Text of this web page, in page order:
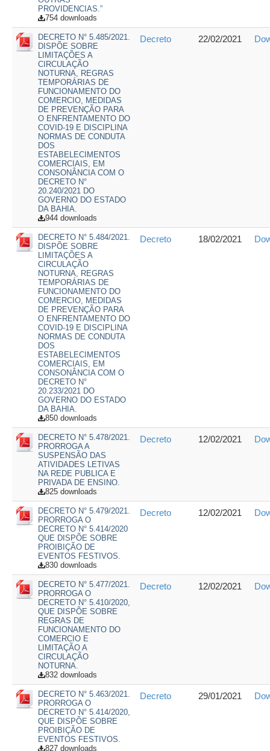
PROVIDENCIAS.”
754 downloads
DECRETO N° 5.485/2021.
DISPÕE SOBRE
LIMITAÇÕES A
CIRCULAÇÃO
NOTURNA, REGRAS
TEMPORÁRIAS DE
FUNCIONAMENTO DO
COMERCIO, MEDIDAS
DE PREVENÇÃO PARA
O ENFRENTAMENTO DO
COVID-19 E DISCIPLINA
NORMAS DE CONDUTA
DOS
ESTABELECIMENTOS
COMERCIAIS, EM
CONSONÂNCIA COM O
DECRETO N°
20.240/2021 DO
GOVERNO DO ESTADO
DA BAHIA.
944 downloads
Decreto 22/02/2021
DECRETO N° 5.484/2021.
DISPÕE SOBRE
LIMITAÇÕES A
CIRCULAÇÃO
NOTURNA, REGRAS
TEMPORÁRIAS DE
FUNCIONAMENTO DO
COMERCIO, MEDIDAS
DE PREVENÇÃO PARA
O ENFRENTAMENTO DO
COVID-19 E DISCIPLINA
NORMAS DE CONDUTA
DOS
ESTABELECIMENTOS
COMERCIAIS, EM
CONSONÂNCIA COM O
DECRETO N°
20.233/2021 DO
GOVERNO DO ESTADO
DA BAHIA.
850 downloads
Decreto 18/02/2021
DECRETO N° 5.478/2021.
PRORROGA A
SUSPENSÃO DAS
ATIVIDADES LETIVAS
NA REDE PUBLICA E
PRIVADA DE ENSINO.
825 downloads
Decreto 12/02/2021
DECRETO N° 5.479/2021.
PRORROGA O
DECRETO N° 5.414/2020
QUE DISPÕE SOBRE
PROIBIÇÃO DE
EVENTOS FESTIVOS.
830 downloads
Decreto 12/02/2021
DECRETO N° 5.477/2021.
PRORROGA O
DECRETO N° 5.410/2020,
QUE DISPÕE SOBRE
REGRAS DE
FUNCIONAMENTO DO
COMERCIO E
LIMITAÇÃO A
CIRCULAÇÃO
NOTURNA.
832 downloads
Decreto 12/02/2021
DECRETO N° 5.463/2021.
PRORROGA O
DECRETO N° 5.414/2020,
QUE DISPÕE SOBRE
PROIBIÇÃO DE
EVENTOS FESTIVOS.
827 downloads
Decreto 29/01/2021